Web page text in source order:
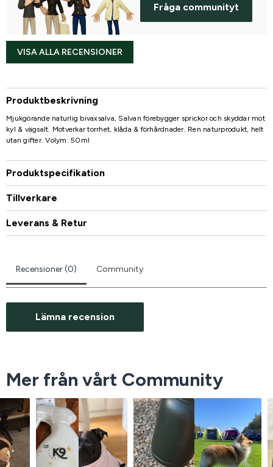
Fråga communityt
VISA ALLA RECENSIONER
Produktbeskrivning
Mjukgörande naturlig bivaxsalva, Salvan förebygger sprickor och skyddar mot
kyl & vägsalt. Motverkar torrhet, klåda & förhårdnader. Ren naturprodukt, helt
utan gifter. Volym: 50ml
Produktspecifikation
Tillverkare
Leverans & Retur
Recensioner (0) Community
Lämna recension
Mer från vårt Community